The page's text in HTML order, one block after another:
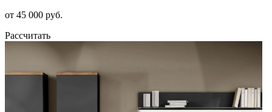
от 45 000 руб.
Рассчитать